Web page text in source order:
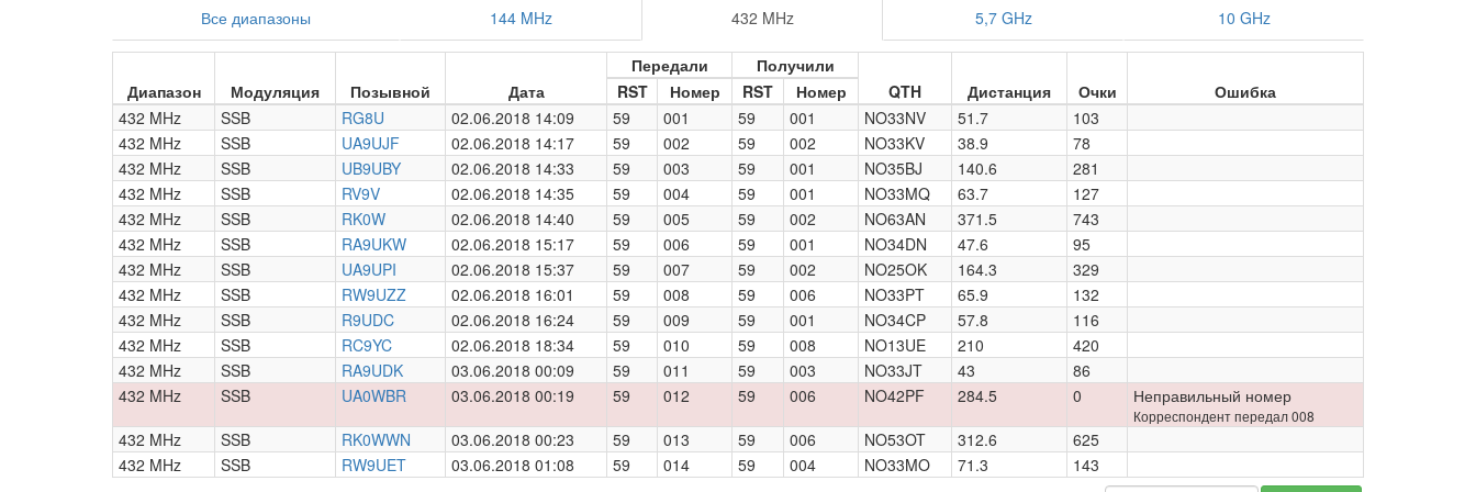
Все диапазоны 144 MHz 432 MHz 5,7 GHz 10 GHz
Диапазон Модуляция Позывной Дата
Передали
Получили
QTH
Дистанция Очки Ошибка
RST Номер RST
Номер
432 MHz
SSB RG8U 02.06.2018 14:09 59 001 59 001 NO33NV 51.7
103
432 MHz
SSB UA9UJF 02.06.2018 14:17 59 002 59 002 NO33KV 38.9
78
432 MHz
SSB UB9UBY 02.06.2018 14:33 59 003 59 001 NO35BJ 140.6
281
432 MHz
SSB RV9V 02.06.2018 14:35 59 004 59 001 NO33MQ 63.7
127
432 MHz
SSB RK0W 02.06.2018 14:40 59 005 59 002 NO63AN 371.5
743
432 MHz
SSB RA9UKW 02.06.2018 15:17 59 006 59 001 NO34DN 47.6
95
432 MHz
SSB UA9UPI 02.06.2018 15:37 59 007 59 002 NO25OK 164.3
329
432 MHz
SSB RW9UZZ 02.06.2018 16:01 59 008 59 006 NO33PT 65.9
132
432 MHz
SSB R9UDC 02.06.2018 16:24 59 009 59 001 NO34CP 57.8
116
432 MHz
SSB RC9YC 02.06.2018 18:34 59 010 59 008 NO13UE 210
420
432 MHz
SSB RA9UDK 03.06.2018 00:09 59 011 59 003 NO33JT 43
86
432 MHz
SSB UA0WBR 03.06.2018 00:19 59 012 59 006 NO42PF 284.5 0 Неправильный номер
Корреспондент передал 008
432 MHz SSB RK0WWN 03.06.2018 00:23 59 013 59 006 NO53OT 312.6
625
432 MHz
SSB RW9UET 03.06.2018 01:08 59 014 59 004 NO33MO 71.3 143